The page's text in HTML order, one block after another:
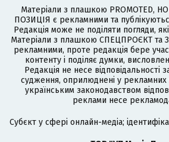
Матеріали з плашкою PROMOTED,
ПОЗИЦІЯ є рекламними та
Редакція може не поділяти погляди,
Матеріали з плашкою СПЕЦПРОЄКТ та
рекламними, проте редакція бере
контенту і поділяє думки,
Редакція не несе відповідальності
судження, оприлюднені у рекламних
українським законодавством
реклами несе
Cубєкт у сфері онлайн-медіа;